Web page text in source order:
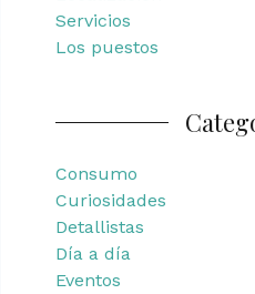
Servicios
Los puestos
Consumo
Curiosidades
Detallistas
Día a día
Eventos